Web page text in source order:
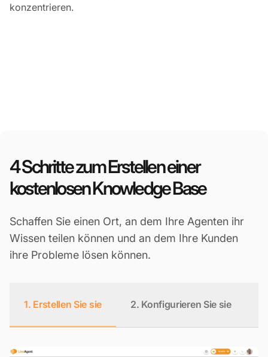
konzentrieren.
4 Schritte zum Erstellen einer
kostenlosen Knowledge Base
Schaffen Sie einen Ort, an dem Ihre Agenten ihr
Wissen teilen können und an dem Ihre Kunden
ihre Probleme lösen können.
1. Erstellen Sie sie 2. Konfigurieren Sie sie